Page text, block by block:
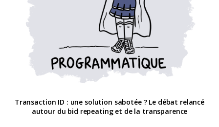
Transaction ID : une solution sabotée ? Le débat relancé
autour du bid repeating et de la transparence